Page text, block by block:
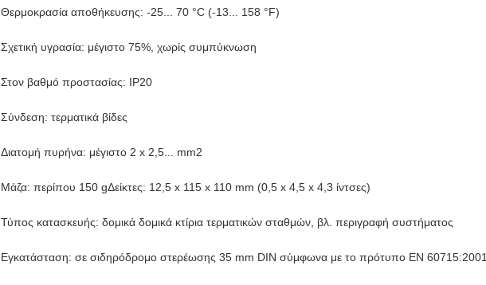
Θερμοκρασία αποθήκευσης: -25... 70 °C (-13... 158 °F)
Σχετική υγρασία: μέγιστο 75%, χωρίς συμπύκνωση
Στον βαθμό προστασίας: IP20
Σύνδεση: τερματικά βίδες
Διατομή πυρήνα: μέγιστο 2 x 2,5... mm2
Μάζα: περίπου 150 gΔείκτες: 12,5 x 115 x 110 mm (0,5 x 4,5 x 4,3 ίντσες)
Τύπος κατασκευής: δομικά δομικά κτίρια τερματικών σταθμών, βλ. περιγραφή συστήματος
Εγκατάσταση: σε σιδηρόδρομο στερέωσης 35 mm DIN σύμφωνα με το πρότυπο EN 60715:2001